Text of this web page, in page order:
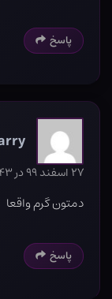
پاسخ
۲۷ اسفند ۹۹ در ۱۰:۴۳ ب٫ظ
دمتون گرم واقعا
پاسخ